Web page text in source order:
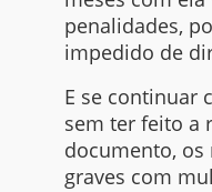
penalidades,
impedido de
E se continuar
sem ter feito a
documento,
graves com